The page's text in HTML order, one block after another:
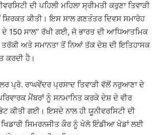
ਦੀ ਪਹਿਲੀ ਮਹਿਲਾ ਸ੍ਰੀਮਤੀ ਕਰੁਣਾ ਤਿਵਾੜੀ
ਸ਼ਿਰਕਤ ਕੀਤੀ। ਇਸ ਸਾਲ ਗਣਤੰਤਰ ਦਿਵਸ ਸਮਾਰੋਹ
ਦੇ 150 ਸਾਲ” ਰੱਖੀ ਗਈ, ਜੋ ਭਾਰਤ ਦੀ ਆਧਿਆਤਮਿਕ
ਤਰੱਕੀ ਅਤੇ ਸਮਾਨਤਾ ਤੋਂ ਨਿਆਂ ਤੱਕ ਦੇਸ਼ ਦੀ ਇਤਿਹਾਸਕ
ਕਰਦੀ ਹੈ।
ਪ੍ਰੋ. ਰਾਘਵੇਂਦਰ ਪ੍ਰਸਾਦ ਤਿਵਾੜੀ ਵੱਲੋਂ ਨਰੁਆਣਾ ਦੇ
ਮੈਂਬਰਾਂ ਨੂੰ ਸਨਮਾਨਿਤ ਕਰਕੇ ਦੇਸ਼ ਦੇ ਵੀਰ
ਕੀਤੀ ਗਈ। ਇਸਦੇ ਨਾਲ ਹੀ ਯੂਨੀਵਰਸਿਟੀ ਦੀ
ਸਿਮਰਨਜੀਤ ਕੌਰ ਨੂੰ ਖੇਲੋ ਇੰਡੀਆ ਖੇਡਾਂ ਲਈ